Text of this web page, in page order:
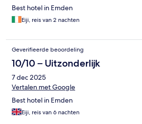
Best hotel in Emden
Eiji, reis van 2 nachten
Geverifieerde beoordeling
10/10 – Uitzonderlijk
7 dec 2025
Vertalen met Google
Best hotel in Emden
Eiji, reis van 6 nachten